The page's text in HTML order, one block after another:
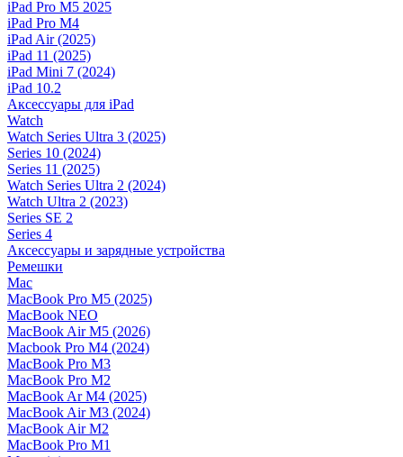
iPad Pro M5 2025
iPad Pro M4
iPad Air (2025)
iPad 11 (2025)
iPad Mini 7 (2024)
iPad 10.2
Аксессуары для iPad
Watch
Watch Series Ultra 3 (2025)
Series 10 (2024)
Series 11 (2025)
Watch Series Ultra 2 (2024)
Watch Ultra 2 (2023)
Series SE 2
Series 4
Аксессуары и зарядные устройства
Ремешки
Mac
MacBook Pro M5 (2025)
MacBook NEO
MacBook Air M5 (2026)
Macbook Pro M4 (2024)
MacBook Pro M3
MacBook Pro M2
MacBook Ar M4 (2025)
MacBook Air M3 (2024)
MacBook Air M2
MacBook Pro M1